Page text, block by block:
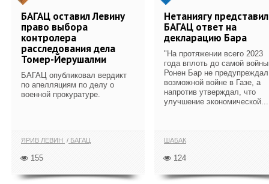
БАГАЦ оставил Левину
право выбора
контролера
расследования дела
Томер-Йерушалми
БАГАЦ опубликовал вердикт
по апелляциям по делу о
военной прокуратуре.
ЯРИВ ЛЕВИН БАГАЦ
155
Нетаниягу
БАГАЦ ответ на
декларацию Бара
"На протяжении всего 2023
года вплоть до самой войны
Ронен Бар не
возможной войне в Газе, а
напротив утверждал, что
улучшение экономической...
ШАБАК
124